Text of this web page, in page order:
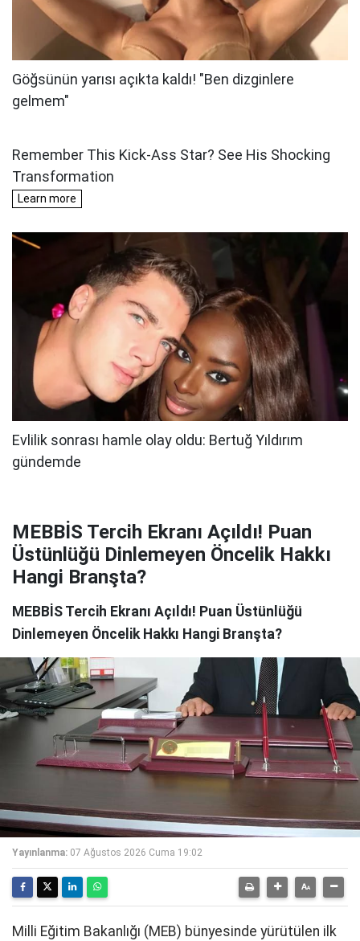
MEBBİS Tercih Ekranı Açıldı! Puan
Üstünlüğü Dinlemeyen Öncelik Hakkı
Hangi Branşta?
MEBBİS Tercih Ekranı Açıldı! Puan Üstünlüğü
Dinlemeyen Öncelik Hakkı Hangi Branşta?
Yayınlanma: 07 Ağustos 2026 Cuma 19:02
Milli Eğitim Bakanlığı (MEB) bünyesinde yürütülen ilk